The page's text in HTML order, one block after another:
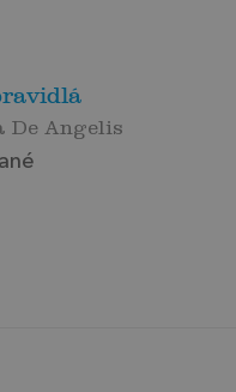
De Angelis